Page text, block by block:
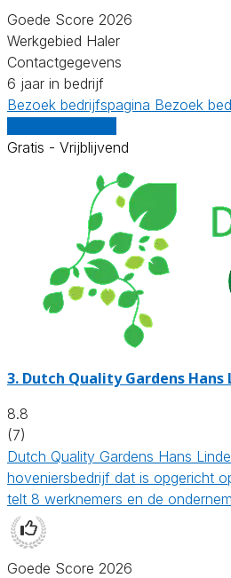
Goede Score 2026
Werkgebied Haler
Contactgegevens
6 jaar in bedrijf
Bezoek bedrijfspagina Bezoek
Gratis - Vrijblijvend
3. Dutch Quality Gardens Hans
8.8
(7)
Dutch Quality Gardens Hans
hoveniersbedrijf dat is opgericht
telt 8 werknemers en de
Goede Score 2026